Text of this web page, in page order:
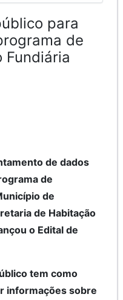
para
de
Fundiária
de dados
de
de
de Habitação
o Edital de
tem como
informações sobre